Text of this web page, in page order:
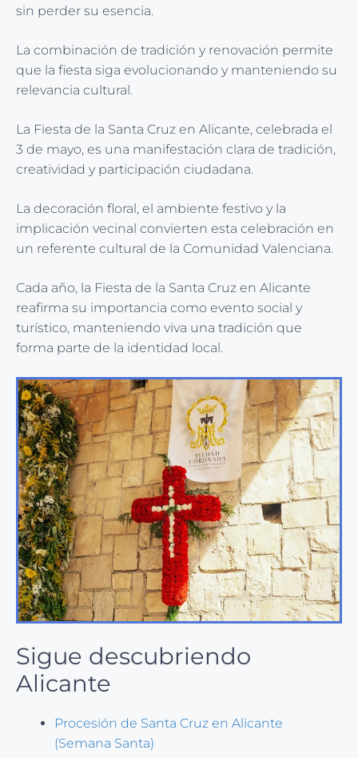
sin perder su esencia.
La combinación de tradición y renovación permite
que la fiesta siga evolucionando y manteniendo su
relevancia cultural.
La Fiesta de la Santa Cruz en Alicante, celebrada el
3 de mayo, es una manifestación clara de tradición,
creatividad y participación ciudadana.
La decoración floral, el ambiente festivo y la
implicación vecinal convierten esta celebración en
un referente cultural de la Comunidad Valenciana.
Cada año, la Fiesta de la Santa Cruz en Alicante
reafirma su importancia como evento social y
turístico, manteniendo viva una tradición que
forma parte de la identidad local.
Sigue descubriendo
Alicante
Procesión de Santa Cruz en Alicante
(Semana Santa)